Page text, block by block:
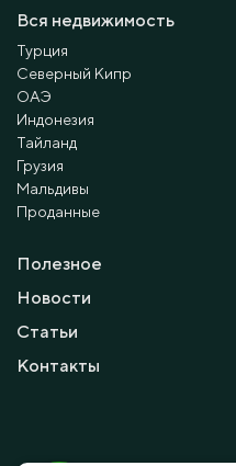
Вся недвижимость
Турция
Северный Кипр
ОАЭ
Индонезия
Тайланд
Грузия
Мальдивы
Проданные
Полезное
Новости
Статьи
Контакты